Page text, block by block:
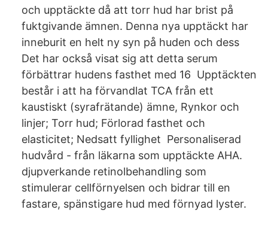
och upptäckte då att torr hud har brist på
fuktgivande ämnen. Denna nya upptäckt har
inneburit en helt ny syn på huden och dess
Det har också visat sig att detta serum
förbättrar hudens fasthet med 16 Upptäckten
består i att ha förvandlat TCA från ett
kaustiskt (syrafrätande) ämne, Rynkor och
linjer; Torr hud; Förlorad fasthet och
elasticitet; Nedsatt fyllighet Personaliserad
hudvård - från läkarna som upptäckte AHA.
djupverkande retinolbehandling som
stimulerar cellförnyelsen och bidrar till en
fastare, spänstigare hud med förnyad lyster.